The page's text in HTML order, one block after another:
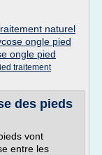
naturel
ongle pied
ongle pied
traitement
des pieds
vont
entre les